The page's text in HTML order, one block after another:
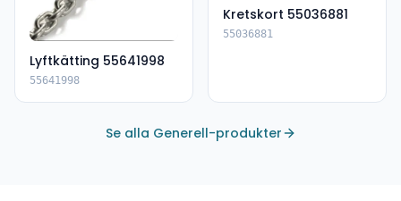
Lyftkätting 55641998
55641998
Kretskort 55036881
55036881
Se alla Generell-produkter